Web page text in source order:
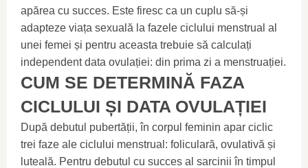
apărea cu succes. Este firesc ca un cuplu să-și
adapteze viața sexuală la fazele ciclului menstrual al
unei femei și pentru aceasta trebuie să calculați
independent data ovulației: din prima zi a menstruației.
CUM SE DETERMINĂ FAZA
CICLULUI ȘI DATA OVULAȚIEI
După debutul pubertății, în corpul feminin apar ciclic
trei faze ale ciclului menstrual: foliculară, ovulativă și
luteală. Pentru debutul cu succes al sarcinii în timpul